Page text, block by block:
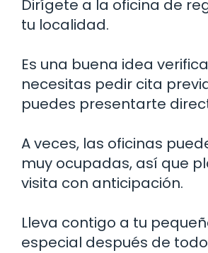
Dirígete a la oficina de
tu localidad.
Es una buena idea
necesitas pedir cita
puedes presentarte
A veces, las oficinas
muy ocupadas, así que
visita con anticipación.
Lleva contigo a tu
especial después de